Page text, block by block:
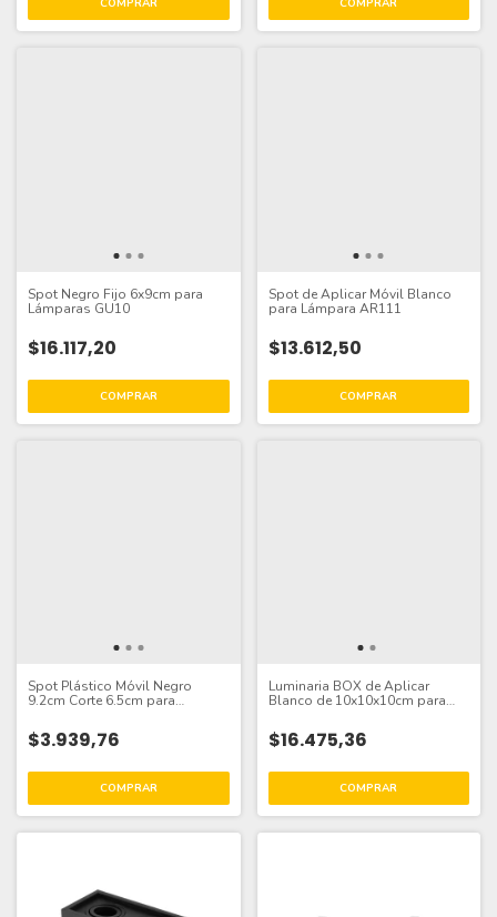
Spot Negro Fijo 6x9cm para
Lámparas GU10
$16.117,20
Spot de Aplicar Móvil Blanco
para Lámpara AR111
$13.612,50
Spot Plástico Móvil Negro
9.2cm Corte 6.5cm para
$3.939,76
Luminaria BOX de Aplicar
Blanco de 10x10x10cm para
$16.475,36